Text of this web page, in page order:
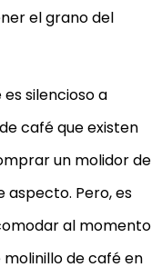
el grano del
silencioso a
café que existen
un molidor de
Pero, es
al momento
molinillo de café en